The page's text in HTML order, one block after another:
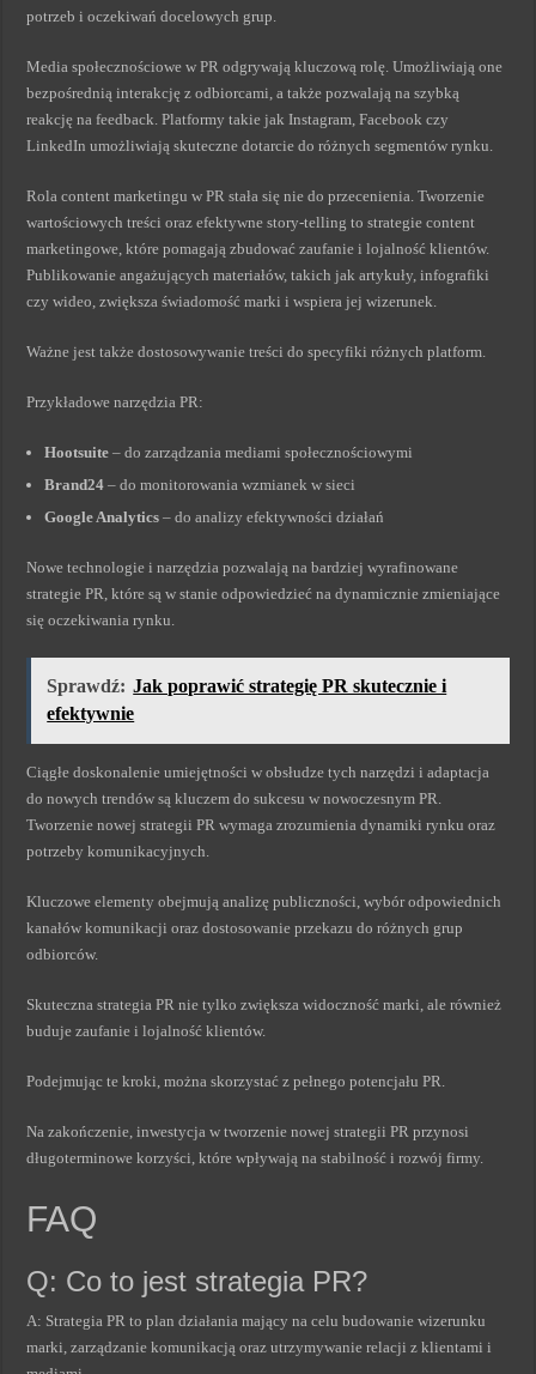
potrzeb i oczekiwań docelowych grup.
Media społecznościowe w PR odgrywają kluczową rolę. Umożliwiają one
bezpośrednią interakcję z odbiorcami, a także pozwalają na szybką
reakcję na feedback. Platformy takie jak Instagram, Facebook czy
LinkedIn umożliwiają skuteczne dotarcie do różnych segmentów rynku.
Rola content marketingu w PR stała się nie do przecenienia. Tworzenie
wartościowych treści oraz efektywne story-telling to strategie content
marketingowe, które pomagają zbudować zaufanie i lojalność klientów.
Publikowanie angażujących materiałów, takich jak artykuły, infografiki
czy wideo, zwiększa świadomość marki i wspiera jej wizerunek.
Ważne jest także dostosowywanie treści do specyfiki różnych platform.
Przykładowe narzędzia PR:
Hootsuite – do zarządzania mediami społecznościowymi
Brand24 – do monitorowania wzmianek w sieci
Google Analytics – do analizy efektywności działań
Nowe technologie i narzędzia pozwalają na bardziej wyrafinowane
strategie PR, które są w stanie odpowiedzieć na dynamicznie zmieniające
się oczekiwania rynku.
Sprawdź: Jak poprawić strategię PR skutecznie i
efektywnie
Ciągłe doskonalenie umiejętności w obsłudze tych narzędzi i adaptacja
do nowych trendów są kluczem do sukcesu w nowoczesnym PR.
Tworzenie nowej strategii PR wymaga zrozumienia dynamiki rynku oraz
potrzeby komunikacyjnych.
Kluczowe elementy obejmują analizę publiczności, wybór odpowiednich
kanałów komunikacji oraz dostosowanie przekazu do różnych grup
odbiorców.
Skuteczna strategia PR nie tylko zwiększa widoczność marki, ale również
buduje zaufanie i lojalność klientów.
Podejmując te kroki, można skorzystać z pełnego potencjału PR.
Na zakończenie, inwestycja w tworzenie nowej strategii PR przynosi
długoterminowe korzyści, które wpływają na stabilność i rozwój firmy.
FAQ
Q: Co to jest strategia PR?
A: Strategia PR to plan działania mający na celu budowanie wizerunku
marki, zarządzanie komunikacją oraz utrzymywanie relacji z klientami i